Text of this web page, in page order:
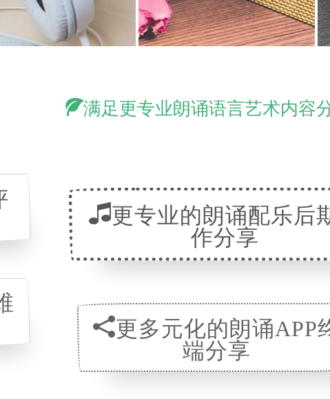
满足更专业朗诵语言艺术内容
更专业的朗诵配乐后
作分享
更多元化的朗诵APP
端分享